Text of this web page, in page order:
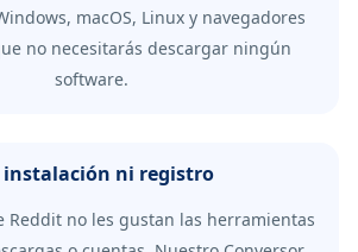
macOS, Linux y navegadores
no necesitarás descargar ningún
software.
instalación ni registro
Reddit no les gustan las herramientas